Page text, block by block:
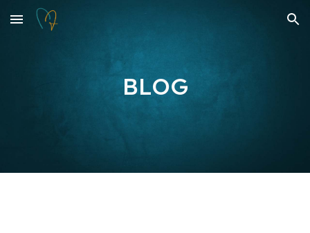
Skip to main content Skip to navigation
BLOG